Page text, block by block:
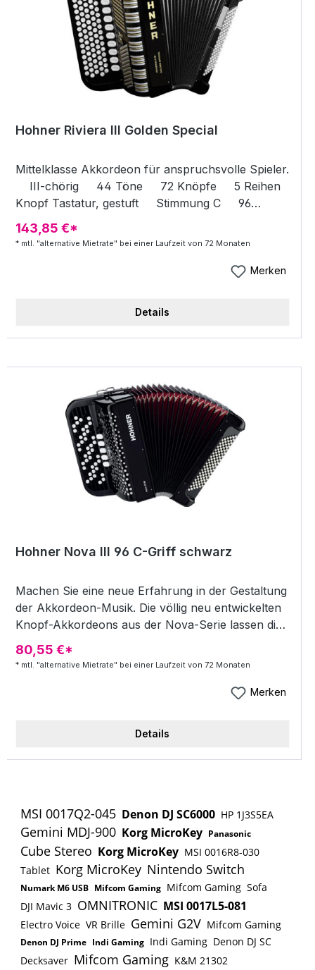
Hohner Riviera III Golden Special
Mittelklasse Akkordeon für anspruchsvolle Spieler.
III-chörig 44 Töne 72 Knöpfe 5 Reihen
Knopf Tastatur, gestuft Stimmung C 96
Bassknöpfe, Standardbass Besonderheiten: H2
Stimmplatten für leichtes Spiel Gewicht 8 kg
143,85 €*
* mtl. "alternative Mietrate" bei einer Laufzeit von 72 Monaten
Merken
Details
Hohner Nova III 96 C-Griff schwarz
Machen Sie eine neue Erfahrung in der Gestaltung
der Akkordeon-Musik. Die völlig neu entwickelten
Knopf-Akkordeons aus der Nova-Serie lassen die
Vielfalt und die Originalität des Akkordeonspiels
ganz neu erleben. III-chörig 16´+8´+8´ 72 Knöpfe
Diskantregister 96 weiße Bassknöpfe in schwarzer
Klangaktives Diskantverdeck Inkl. komfortablem
80,55 €*
* mtl. "alternative Mietrate" bei einer Laufzeit von 72 Monaten
Merken
Details
MSI 0017Q2-045 Denon DJ SC6000 HP 1J3S5EA
Gemini MDJ-900 Korg MicroKey Panasonic
Cube Stereo Korg MicroKey MSI 0016R8-030
Tablet Korg MicroKey Nintendo Switch
Numark M6 USB Mifcom Gaming Mifcom Gaming Sofa
DJI Mavic 3 OMNITRONIC MSI 0017L5-081
Electro Voice VR Brille Gemini G2V Mifcom Gaming
Denon DJ Prime Indi Gaming Indi Gaming Denon DJ SC
Decksaver Mifcom Gaming K&M 21302